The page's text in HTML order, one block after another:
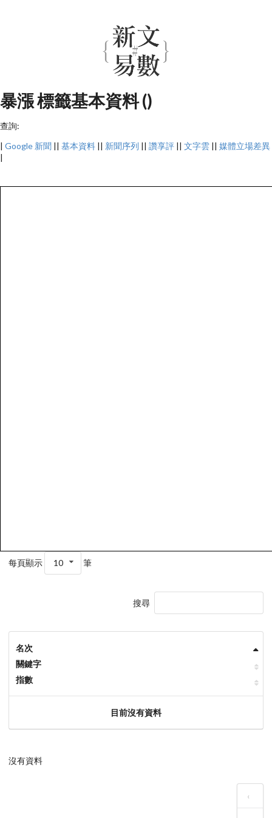
暴漲 標籤基本資料 ()
查詢:
| Google 新聞 || 基本資料 || 新聞序列 || 讚享評 || 文字雲 || 媒體立場差異
|
每頁顯示 10 筆
搜尋
名次
關鍵字
指數
目前沒有資料
沒有資料
‹